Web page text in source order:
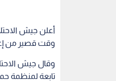
أعلن جيش
وقت قصير من
وقال جيش
تابعة لمنظمة